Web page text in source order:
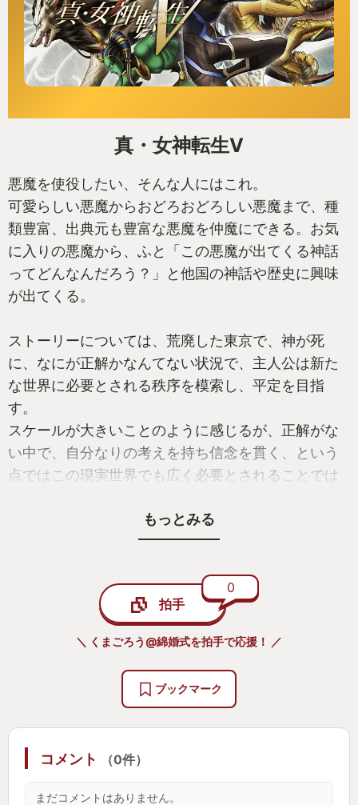
真・女神転生V
悪魔を使役したい、そんな人にはこれ。
可愛らしい悪魔からおどろおどろしい悪魔まで、種
類豊富、出典元も豊富な悪魔を仲魔にできる。お気
に入りの悪魔から、ふと「この悪魔が出てくる神話
ってどんなんだろう？」と他国の神話や歴史に興味
が出てくる。
ストーリーについては、荒廃した東京で、神が死
に、なにが正解かなんてない状況で、主人公は新た
な世界に必要とされる秩序を模索し、平定を目指
す。
スケールが大きいことのように感じるが、正解がな
い中で、自分なりの考えを持ち信念を貫く、という
点ではこの現実世界でも広く必要とされることでは
もっとみる
拍手
0
＼ くまごろう@綿婚式を拍手で応援！ ／
ブックマーク
コメント （0件）
まだコメントはありません。